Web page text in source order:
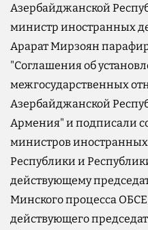
Азербайджанской
министр иностранных
Арарат Мирзоян
"Соглашения об
межгосударственных
Азербайджанской
Армения" и подписали
министров
Республики и
действующему
Минского процесса
действующего